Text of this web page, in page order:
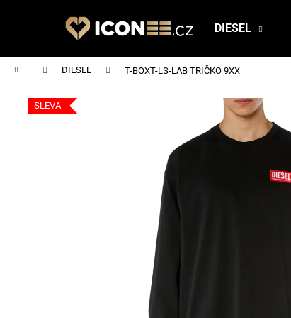
DIESEL
Domů DIESEL T-BOXT-LS-LAB TRIČKO 9XX
SLEVA
Zpět
do
Zpět
do